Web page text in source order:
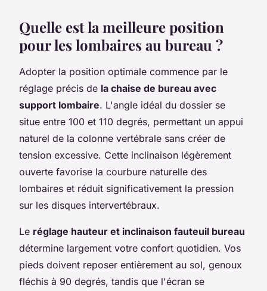
Quelle est la meilleure position
pour les lombaires au bureau ?
Adopter la position optimale commence par le
réglage précis de la chaise de bureau avec
support lombaire. L'angle idéal du dossier se
situe entre 100 et 110 degrés, permettant un appui
naturel de la colonne vertébrale sans créer de
tension excessive. Cette inclinaison légèrement
ouverte favorise la courbure naturelle des
lombaires et réduit significativement la pression
sur les disques intervertébraux.
Le réglage hauteur et inclinaison fauteuil bureau
détermine largement votre confort quotidien. Vos
pieds doivent reposer entièrement au sol, genoux
fléchis à 90 degrés, tandis que l'écran se